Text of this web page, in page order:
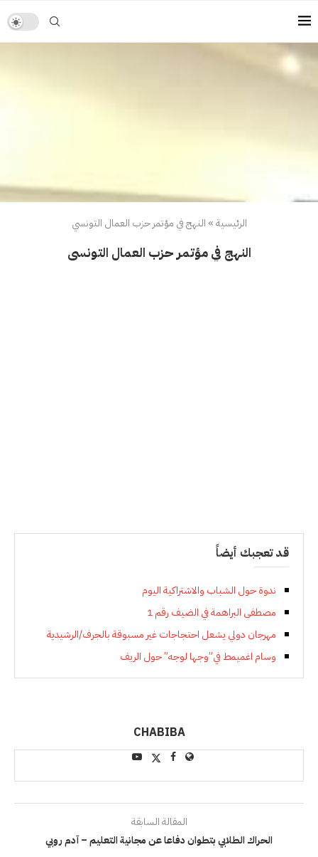
الرئيسية» النهج في مؤتمر حزب العمال التونسي
النهج في مؤتمر حزب العمال التونسي
قد تعجبك أيضاً
ندوة حول الشباب والاشتراكية اليوم
مصطفى البراهمة في الضيف رقم 1
مهرجان دولي يشعل احتجاجات غير مسبوقة بالجرف/الرشيدية
وسام اغميمط في”وجها لوجه” حول الريف
CHABIBA
المقالة السابقة
الحراك الطلابي بتطوان دفاعا عن مجانية التعليم – آدم روبي